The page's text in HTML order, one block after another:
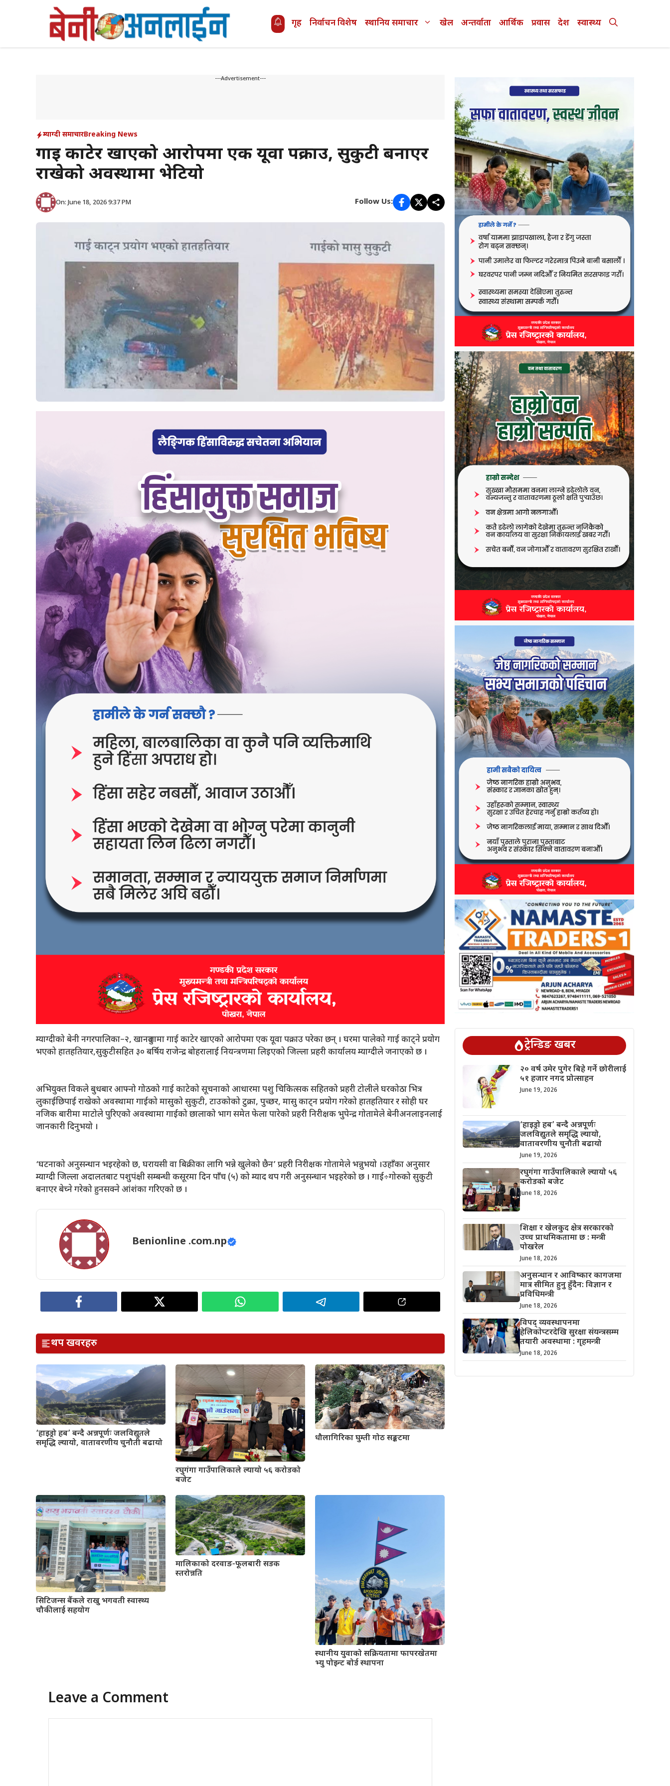
गृह निर्वाचन विशेष स्थानिय समाचार खेल अन्तर्वाता आर्थिक प्रवास देश स्वास्थ्य
---Advertisement---
म्याग्दी समाचारBreaking News
गाई काटेर खाएको आरोपमा एक यूवा पक्राउ, सुकुटी बनाएर
राखेको अवस्थामा भेटियो
On: June 18, 2026 9:37 PM Follow Us:
म्याग्दीको बेनी नगरपालिका–२, खानदुलामा गाई काटेर खाएको आरोपमा एक यूवा पक्राउ परेका छन् । घरमा पालेको गाई काट्ने प्रयोग
भएको हातहतियार,सुकुटीसहित ३० बर्षिय राजेन्द्र बोहरालाई नियन्त्रणमा लिइएको जिल्ला प्रहरी कार्यालय म्याग्दीले जनाएको छ ।
अभियुक्त विकले बुधबार आफ्नो गोठको गाई काटेको सूचनाको आधारमा पशु चिकित्सक सहितको प्रहरी टोलीले घरकोठा भित्र
लुकाईछिपाई राखेको अवस्थामा गाईको मासुको सुकुटी, टाउकोको टुक्रा, पुच्छर, मासु काट्न प्रयोग गरेको हातहतियार र सोही घर
नजिक बारीमा माटोले पुरिएको अवस्थामा गाईको छालाको भाग समेत फेला पारेको प्रहरी निरीक्षक भुपेन्द्र गोतामेले बेनीअनलाइनलाई
जानकारी दिनुभयो ।
‘घटनाको अनुसन्धान भइरहेको छ, घरायसी वा बिक्रीका लागि भन्ने खुलेको छैन’ प्रहरी निरीक्षक गोतामेले भन्नुभयो ।उहाँका अनुसार
म्याग्दी जिल्ला अदालतबाट पशुपंक्षी सम्बन्धी कसूरमा दिन पाँच (५) को म्याद थप गरी अनुसन्धान भइहरेको छ । गाई÷गोरुको सुकुटी
बनाएर बेच्ने गरेको हुनसक्ने आंशंका गरिएको छ ।
Benionline .com.np
थप खवरहरु
‘हाइड्रो हब’ बन्दै अन्नपूर्णः जलविद्युतले
समृद्धि ल्यायो, वातावरणीय चुनौती बढायो
रघुगंगा गाउँपालिकाले ल्यायो ५६ करोडको
बजेट
धौलागिरिका घुम्ती गोठ सङ्कटमा
सिटिजन्स बैंकले राखु भगवती स्वास्थ्य
चौकीलाई सहयोग
मालिकाको दरवाङ-फूलबारी सडक
स्तरोन्नति
स्थानीय युवाको सक्रियतामा फापरखेतमा
भ्यु पोइन्ट बोर्ड स्थापना
Leave a Comment
ट्रेन्डिङ खबर
२० वर्ष उमेर पुगेर बिहे गर्ने छोरीलाई
५१ हजार नगद प्रोत्साहन
June 19, 2026
‘हाइड्रो हब’ बन्दै अन्नपूर्णः
जलविद्युतले समृद्धि ल्यायो,
वातावरणीय चुनौती बढायो
June 19, 2026
रघुगंगा गाउँपालिकाले ल्यायो ५६
करोडको बजेट
June 18, 2026
शिक्षा र खेलकुद क्षेत्र सरकारको
उच्च प्राथमिकतामा छ : मन्त्री
पोखरेल
June 18, 2026
अनुसन्धान र आविष्कार कागजमा
मात्र सीमित हुनु हुँदैन: विज्ञान र
प्रविधिमन्त्री
June 18, 2026
विपद् व्यवस्थापनमा
हेलिकाेप्टरदेखि सुरक्षा संयन्त्रसम्म
तयारी अवस्थामा : गृहमन्त्री
June 18, 2026